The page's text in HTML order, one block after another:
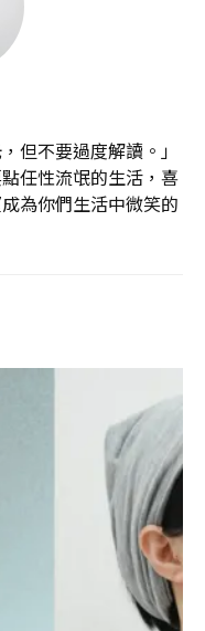
但不要過度解讀。」
任性流氓的生活，喜
為你們生活中微笑的